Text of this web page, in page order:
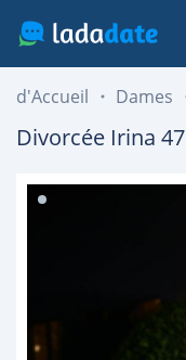
d'Accueil Dames
Divorcée Irina 47